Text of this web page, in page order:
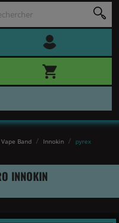
Vape Band Innokin
pyrex
INNOKIN